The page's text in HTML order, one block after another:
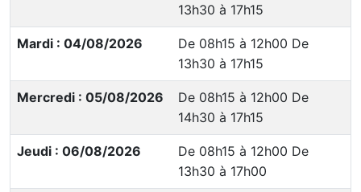
13h30 à 17h15
Mardi : 04/08/2026
De 08h15 à 12h00 De
13h30 à 17h15
Mercredi : 05/08/2026
De 08h15 à 12h00 De
14h30 à 17h15
Jeudi : 06/08/2026
De 08h15 à 12h00 De
13h30 à 17h00